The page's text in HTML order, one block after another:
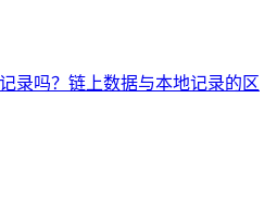
录吗？链上数据与本地记录的区